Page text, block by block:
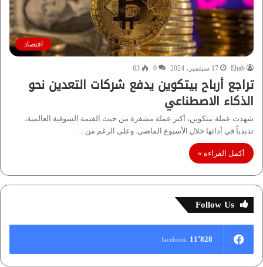
اقتصاد
Ehab 17 سبتمبر، 2024 0
63
تراجع أرباح بيتكوين يدفع شركات التعدين نحو
الذكاء الاصطناعي
شهدت عملة بيتكوين، أكبر عملة مشفرة من حيث القيمة السوقية العالمية،
تذبذباً في أدائها خلال الأسبوع الماضي. وعلى الرغم من…
أكمل القراءة »
Follow Us
11٬828 facebook